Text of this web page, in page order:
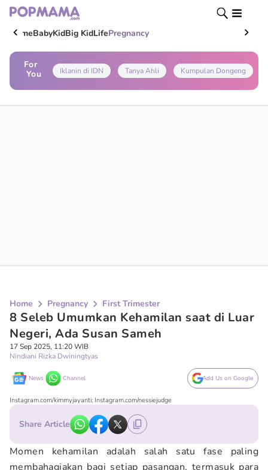
HomeBabyKidBig KidLifePregnancy
For
You
Iklanin di IDN Tanya Ahli Kumpulan Dongeng
Home Pregnancy First Trimester
8 Seleb Umumkan Kehamilan saat di Luar
Negeri, Ada Susan Sameh
17 Sep 2025, 11:20 WIB
Nindiani Rizka Dwiningtyas
News Channel Add Us on Google
Instagram.com/kimmyjayanti; Instagram.com/nessiejudge
Share Article
Momen kehamilan adalah salah satu fase paling
membahagiakan bagi setiap pasangan, termasuk para